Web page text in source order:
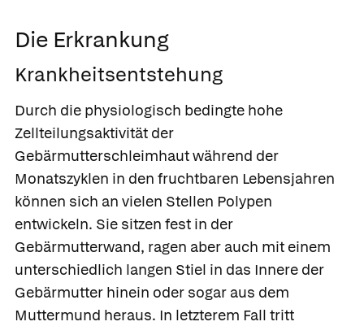
Die Erkrankung
Krankheitsentstehung
Durch die physiologisch bedingte hohe
Zellteilungsaktivität der
Gebärmutterschleimhaut während der
Monatszyklen in den fruchtbaren Lebensjahren
können sich an vielen Stellen Polypen
entwickeln. Sie sitzen fest in der
Gebärmutterwand, ragen aber auch mit einem
unterschiedlich langen Stiel in das Innere der
Gebärmutter hinein oder sogar aus dem
Muttermund heraus. In letzterem Fall tritt